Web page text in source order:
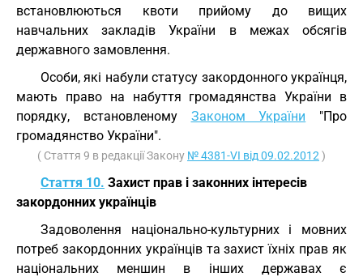
встановлюються квоти прийому до вищих
навчальних закладів України в межах обсягів
державного замовлення.
Особи, які набули статусу закордонного українця,
мають право на набуття громадянства України в
порядку, встановленому Законом України "Про
громадянство України".
( Стаття 9 в редакції Закону № 4381-VI від 09.02.2012 )
Стаття 10. Захист прав і законних інтересів
закордонних українців
Задоволення національно-культурних і мовних
потреб закордонних українців та захист їхніх прав як
національних меншин в інших державах є